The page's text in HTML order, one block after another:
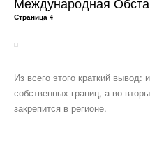
Международная
Страница 4
Из всего этого краткий
собственных границ, а во-
закрепится в регионе.